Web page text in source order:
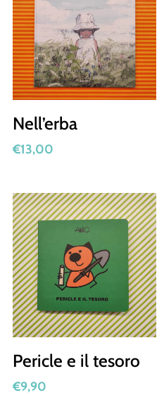
Nell’erba
€13,00
Pericle e il tesoro
€9,90